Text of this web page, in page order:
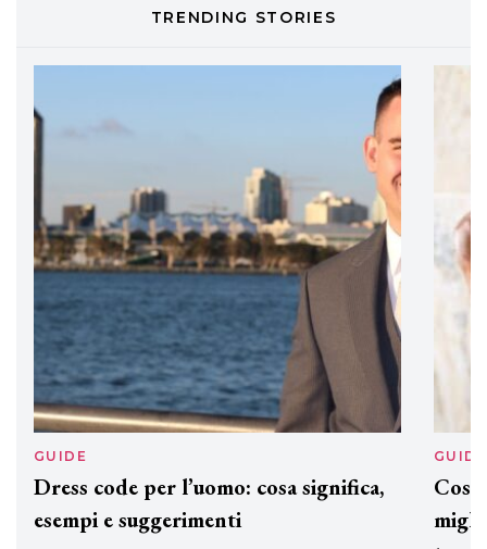
LABEL.M lancia la sua innovativa ed
professionali
TRENDING STORIES
GUIDE
Dress code per l’uomo: cosa significa,
esempi e suggerimenti
GUIDE